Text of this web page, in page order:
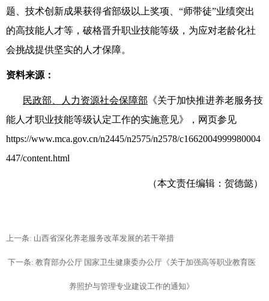
题、技术创新成果获得省部级以上奖项、 “师带徒”业绩突出
的高技能人才等，破格晋升职业技能等级，为应对老龄化社
会挑战提供坚实的人才保障。
资料来源：
民政部、人力资源社会保障部 《关于加快推进养老服务技
能人才职业技能等级认定工作的实施意见》， 网页参见
https://www.mca.gov.cn/n2445/n2575/n2578/c1662004999980004
447/content.html
（本文责任编辑：贺德懿）
上一条: 山西省深化养老服务改革发展的若干举措
下一条: 教育部办公厅 国家卫生健康委办公厅《关于加强高等职业教育医
养照护与管理专业建设工作的通知》